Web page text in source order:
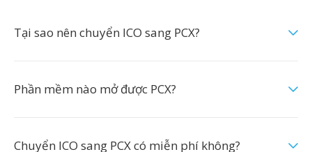
Tại sao nên chuyển ICO sang PCX?
Phần mềm nào mở được PCX?
Chuyển ICO sang PCX có miễn phí không?